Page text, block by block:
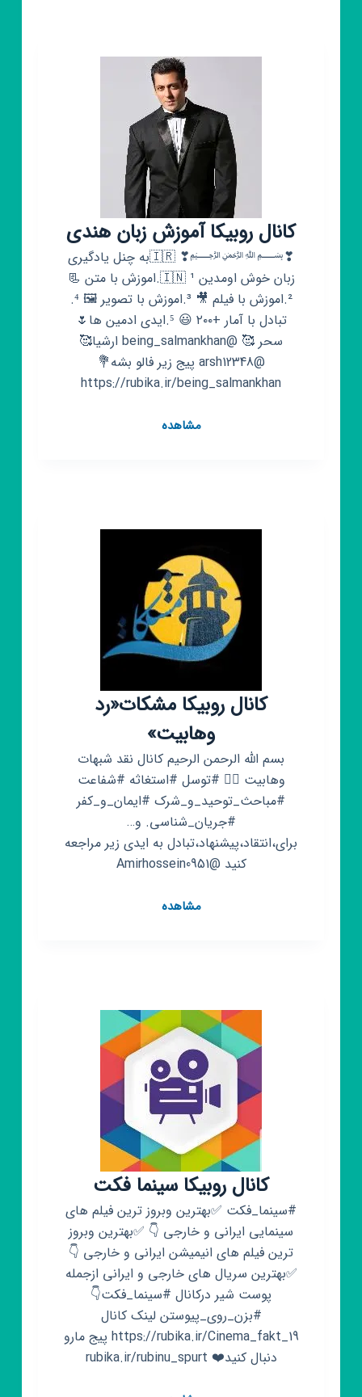
کانال روبیکا آموزش زبان هندی
❣﷽❣ 🇮🇷به چنل یادگیری
زبان خوش اومدین 🇮🇳 ¹.اموزش با متن 📃
².اموزش با فیلم 🎥 ³.اموزش با تصویر 🖼 ⁴.
تبادل با آمار +۲۰۰ 😃 ⁵.ایدی ادمین ها🌷
سحر 🥰 @being_salmankhan ارشیا🥰
@arsh12348 پیج زیر فالو بشه💐
https://rubika.ir/being_salmankhan
مشاهدهکانال
کانال روبیکا مشکات«رد
وهابیت»
بسم الله الرحمن الرحیم کانال نقد شبهات
وهابیت ⁦✌🏻⁩ #توسل #استغاثه #شفاعت
#مباحث_توحید_و_شرک #ایمان_و_کفر
#جریان_شناسی. و…
برای،انتقاد،پیشنهاد،تبادل به ایدی زیر مراجعه
کنید @Amirhossein0951
مشاهدهکانال
کانال روبیکا سینما فکت
#سینما_فکت ✅بهترین وبروز ترین فیلم های
سینمایی ایرانی و خارجی 👇 ✅بهترین وبروز
ترین فیلم های انیمیشن ایرانی و خارجی 👇
✅بهترین سریال های خارجی و ایرانی ازجمله
پوست شیر درکانال #سینما_فکت👇
#بزن_روی_پیوستن لینک کانال
https://rubika.ir/Cinema_fakt_19 پیج مارو
دنبال کنید❤️ rubika.ir/rubinu_spurt